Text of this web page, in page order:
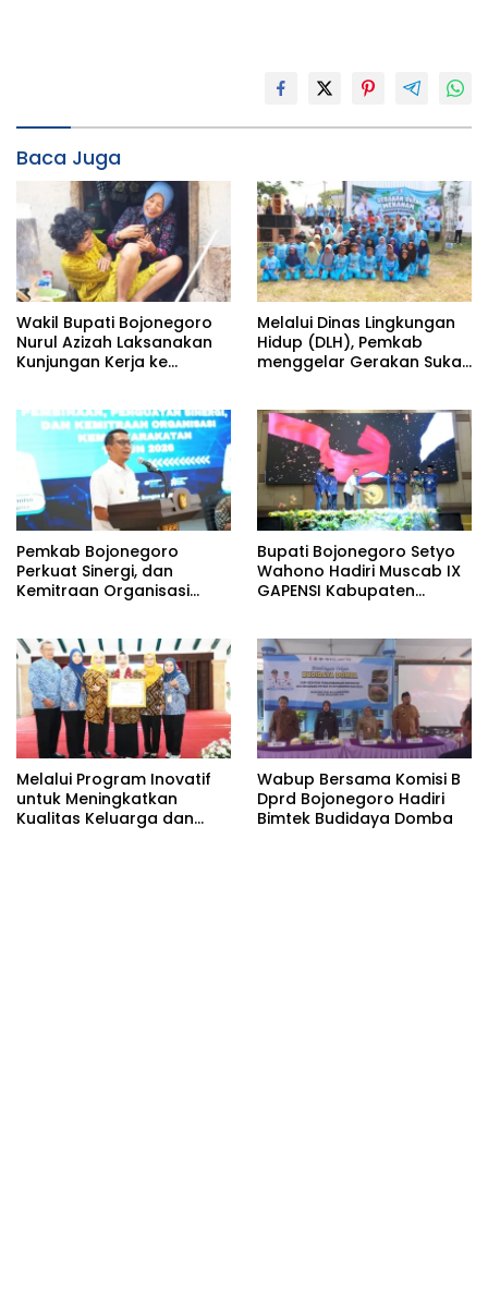
Baca Juga
Wakil Bupati Bojonegoro
Nurul Azizah Laksanakan
Kunjungan Kerja ke
Melalui Dinas Lingkungan
Hidup (DLH), Pemkab
menggelar Gerakan Suka
Pemkab Bojonegoro
Perkuat Sinergi, dan
Kemitraan Organisasi
Bupati Bojonegoro Setyo
Wahono Hadiri Muscab IX
GAPENSI Kabupaten
Melalui Program Inovatif
untuk Meningkatkan
Kualitas Keluarga dan
Wabup Bersama Komisi B
Dprd Bojonegoro Hadiri
Bimtek Budidaya Domba